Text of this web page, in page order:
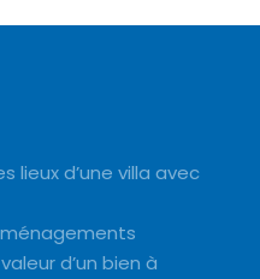
lieux d’une villa avec
d’un bien à